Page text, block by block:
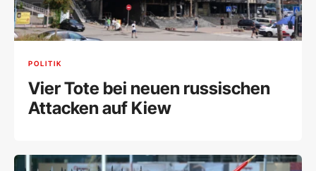
POLITIK
Vier Tote bei neuen russischen
Attacken auf Kiew